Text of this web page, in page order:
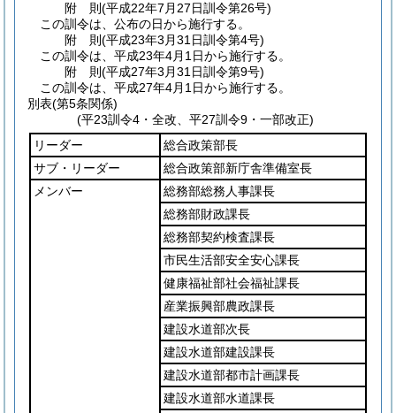
附 則(平成22年7月27日訓令第26号)
この訓令は、公布の日から施行する。
附 則(平成23年3月31日訓令第4号)
この訓令は、平成23年4月1日から施行する。
附 則(平成27年3月31日訓令第9号)
この訓令は、平成27年4月1日から施行する。
別表(第5条関係)
(平23訓令4・全改、平27訓令9・一部改正)
リーダー
総合政策部長
サブ・リーダー
総合政策部新庁舎準備室長
メンバー
総務部総務人事課長
総務部財政課長
総務部契約検査課長
市民生活部安全安心課長
健康福祉部社会福祉課長
産業振興部農政課長
建設水道部次長
建設水道部建設課長
建設水道部都市計画課長
建設水道部水道課長